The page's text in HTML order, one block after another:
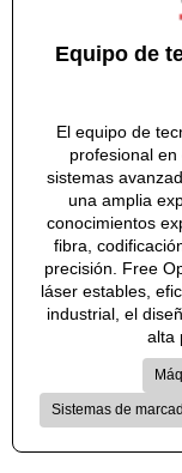
Equipo de
El equipo de
profesional
sistemas
una amplia
conocimientos
fibra,
precisión. Free
láser estables,
industrial, el
alta
Sistemas de